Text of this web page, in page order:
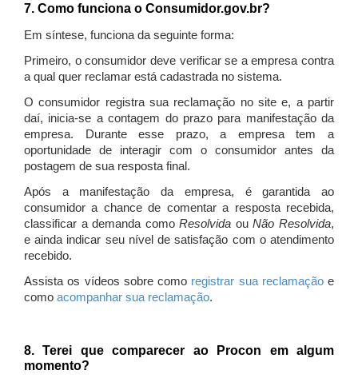
7. Como funciona o Consumidor.gov.br?
Em síntese, funciona da seguinte forma:
Primeiro, o consumidor deve verificar se a empresa contra
a qual quer reclamar está cadastrada no sistema.
O consumidor registra sua reclamação no site e, a partir
daí, inicia-se a contagem do prazo para manifestação da
empresa. Durante esse prazo, a empresa tem a
oportunidade de interagir com o consumidor antes da
postagem de sua resposta final.
Após a manifestação da empresa, é garantida ao
consumidor a chance de comentar a resposta recebida,
classificar a demanda comoResolvida ouNão Resolvida,
e ainda indicar seu nível de satisfação com o atendimento
recebido.
Assista os vídeos sobre como registrar sua reclamaçãoe
como acompanhar sua reclamação.
8. Terei que comparecer ao Procon em algum
momento?